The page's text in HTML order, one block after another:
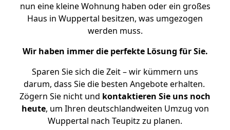
nun eine kleine Wohnung haben oder ein großes
Haus in Wuppertal besitzen, was umgezogen
werden muss.
Wir haben immer die perfekte Lösung für Sie.
Sparen Sie sich die Zeit – wir kümmern uns
darum, dass Sie die besten Angebote erhalten.
Zögern Sie nicht und kontaktieren Sie uns noch
heute, um Ihren deutschlandweiten Umzug von
Wuppertal nach Teupitz zu planen.